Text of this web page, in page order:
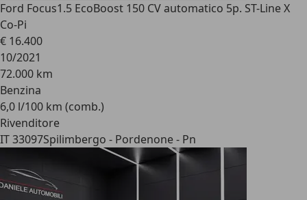
Ford Focus1.5 EcoBoost 150 CV automatico 5p. ST-Line X
Co-Pi
€ 16.400
10/2021
72.000 km
Benzina
6,0 l/100 km (comb.)
Rivenditore
IT 33097Spilimbergo - Pordenone - Pn